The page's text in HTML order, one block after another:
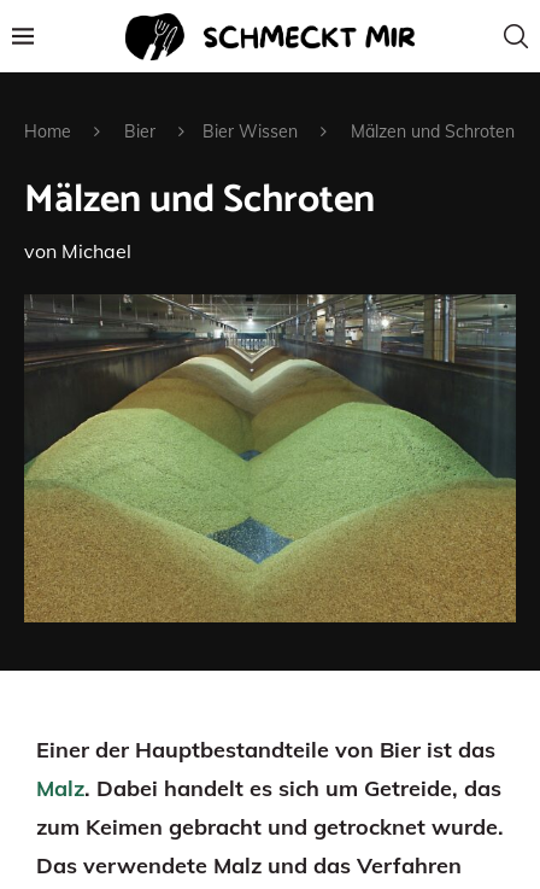
Home Bier Bier Wissen Mälzen und Schroten
Mälzen und Schroten
von Michael
Einer der Hauptbestandteile von Bier ist das
Malz. Dabei handelt es sich um Getreide, das
zum Keimen gebracht und getrocknet wurde.
Das verwendete Malz und das Verfahren